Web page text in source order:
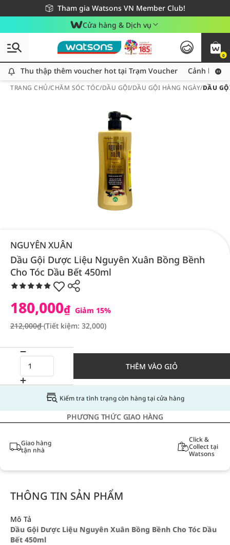
Tham gia Watsons VN Member Club!
Miễn phí giao hàng cho đơn hàng từ 249,000Đ
Giao hàng nhanh 24h - Áp dụng khu vực TP. Hồ Chí Minh
Cửa hàng & Dịch vụ
0
Thu thập thêm voucher hot tại Trạm Voucher
Thu thập thêm voucher hot tại Trạm Voucher Cảnh báo
TRANG CHỦ/CHĂM SÓC TÓC/DẦU GỘI/DẦU GỘI HÀNG NGÀY/DẦU
NGUYÊN XUÂN
Dầu Gội Dược Liệu Nguyên Xuân Bồng Bềnh
Cho Tóc Dầu Bết 450ml
180,000₫ Giảm 15%
212,000₫(Tiết kiệm: 32,000)
THÊM VÀO GIỎ
Kiểm tra tình trạng còn hàng tại cửa hàng
PHƯƠNG THỨC GIAO HÀNG
Giao hàng
tận nhà
Click &
Collect tại
Watsons
THÔNG TIN SẢN PHẨM
Mô Tả
Dầu Gội Dược Liệu Nguyên Xuân Bồng Bềnh Cho Tóc Dầu
Bết 450ml